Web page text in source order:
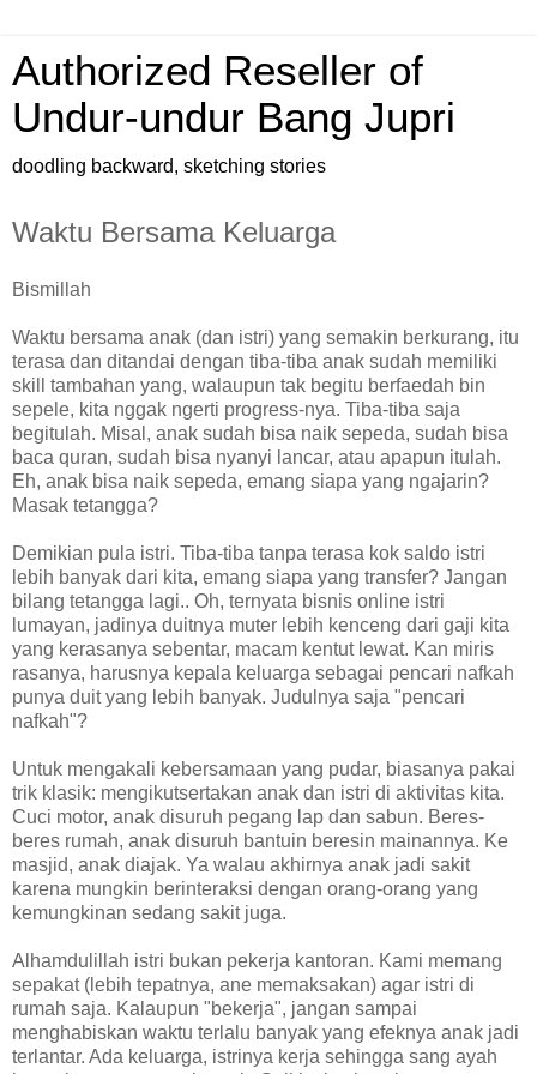
Authorized Reseller of
Undur-undur Bang Jupri
doodling backward, sketching stories
Waktu Bersama Keluarga
Bismillah
Waktu bersama anak (dan istri) yang semakin berkurang, itu
terasa dan ditandai dengan tiba-tiba anak sudah memiliki
skill tambahan yang, walaupun tak begitu berfaedah bin
sepele, kita nggak ngerti progress-nya. Tiba-tiba saja
begitulah. Misal, anak sudah bisa naik sepeda, sudah bisa
baca quran, sudah bisa nyanyi lancar, atau apapun itulah.
Eh, anak bisa naik sepeda, emang siapa yang ngajarin?
Masak tetangga?
Demikian pula istri. Tiba-tiba tanpa terasa kok saldo istri
lebih banyak dari kita, emang siapa yang transfer? Jangan
bilang tetangga lagi.. Oh, ternyata bisnis online istri
lumayan, jadinya duitnya muter lebih kenceng dari gaji kita
yang kerasanya sebentar, macam kentut lewat. Kan miris
rasanya, harusnya kepala keluarga sebagai pencari nafkah
punya duit yang lebih banyak. Judulnya saja "pencari
nafkah"?
Untuk mengakali kebersamaan yang pudar, biasanya pakai
trik klasik: mengikutsertakan anak dan istri di aktivitas kita.
Cuci motor, anak disuruh pegang lap dan sabun. Beres-
beres rumah, anak disuruh bantuin beresin mainannya. Ke
masjid, anak diajak. Ya walau akhirnya anak jadi sakit
karena mungkin berinteraksi dengan orang-orang yang
kemungkinan sedang sakit juga.
Alhamdulillah istri bukan pekerja kantoran. Kami memang
sepakat (lebih tepatnya, ane memaksakan) agar istri di
rumah saja. Kalaupun "bekerja", jangan sampai
menghabiskan waktu terlalu banyak yang efeknya anak jadi
terlantar. Ada keluarga, istrinya kerja sehingga sang ayah